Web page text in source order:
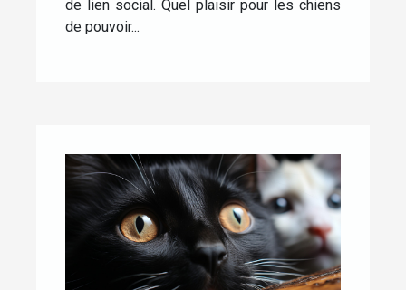
de lien social. Quel plaisir pour les chiens
de pouvoir...